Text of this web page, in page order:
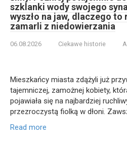
szklanki wody swojego
wyszło na jaw, dlaczego to
zamarli z niedowierzania
06.08.2026 Ciekawe historie
Mieszkańcy miasta zdążyli już
tajemniczej, zamożnej kobiety,
pojawiała się na najbardziej
przezroczystą fiolką w dłoni.
Read more